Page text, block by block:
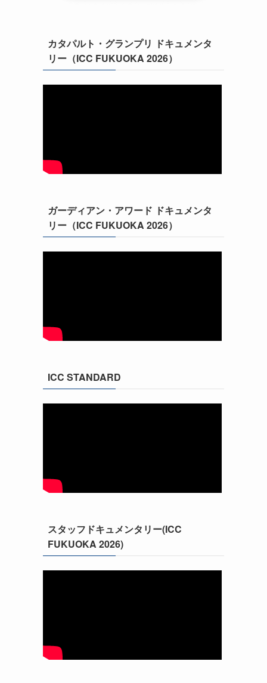
カタパルト・グランプリ ドキュメンタ
リー（ICC FUKUOKA 2026）
ガーディアン・アワード ドキュメンタ
リー（ICC FUKUOKA 2026）
ICC STANDARD
スタッフドキュメンタリー(ICC
FUKUOKA 2026)